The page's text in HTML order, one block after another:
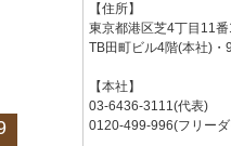
【住所】
東京都港区芝4丁目11
TB田町ビル4階(本社)・
【本社】
03-6436-3111(代表)
0120-499-996(フリー